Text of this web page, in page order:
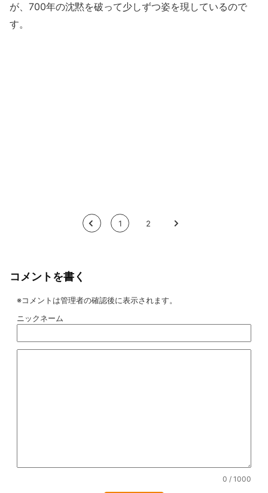
が、700年の沈黙を破って少しずつ姿を現しているので
す。
< 1 2 >
コメントを書く
※コメントは管理者の確認後に表示されます。
ニックネーム
0 / 1000